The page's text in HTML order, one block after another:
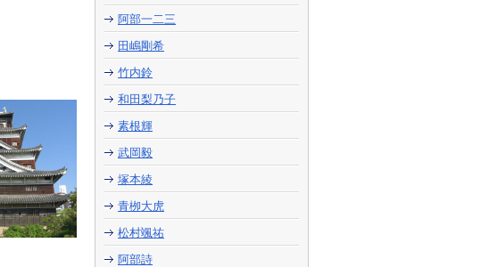
阿部一二三
田嶋剛希
竹内鈴
和田梨乃子
素根輝
武岡毅
塚本綾
青栁大虎
松村颯祐
阿部詩